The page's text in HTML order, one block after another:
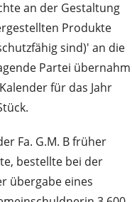
an der Gestaltung
Produkte
sind)' an die
Partei übernahm
für das Jahr
Fa. G.M. B früher
bestellte bei der
übergabe eines